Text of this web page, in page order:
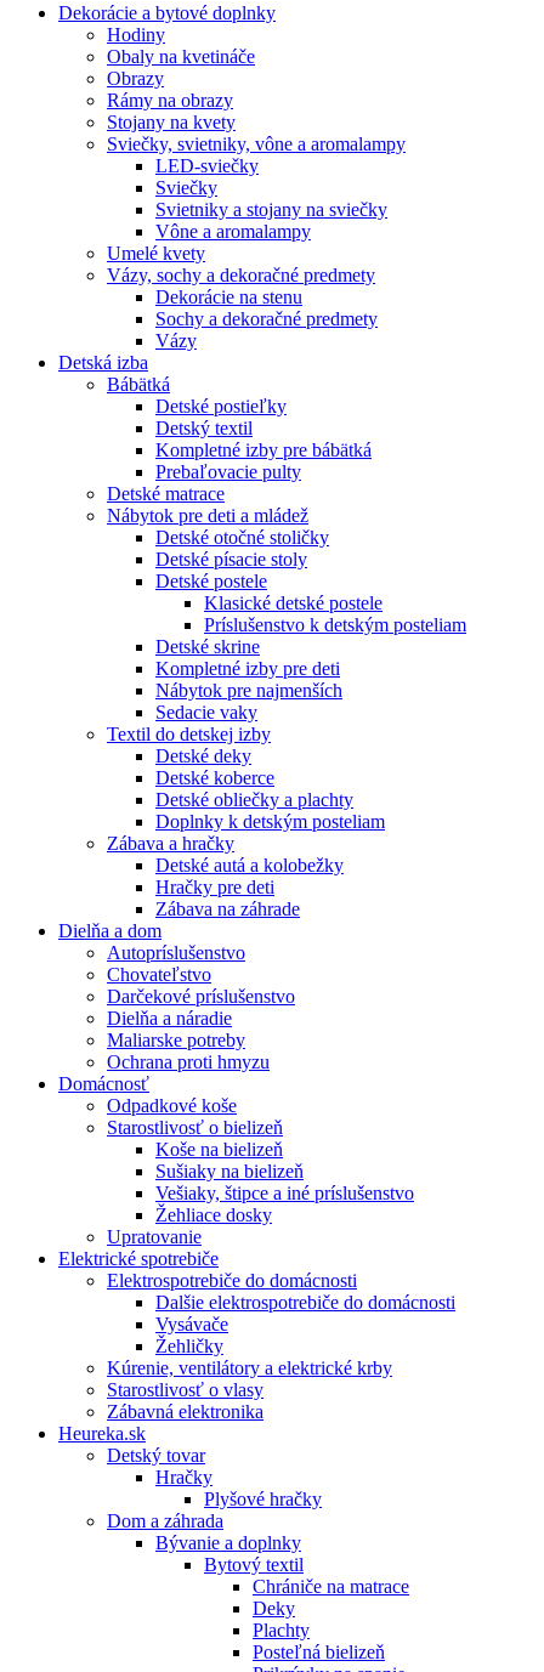
Dekorácie a bytové doplnky
Hodiny
Obaly na kvetináče
Obrazy
Rámy na obrazy
Stojany na kvety
Sviečky, svietniky, vône a aromalampy
LED-sviečky
Sviečky
Svietniky a stojany na sviečky
Vône a aromalampy
Umelé kvety
Vázy, sochy a dekoračné predmety
Dekorácie na stenu
Sochy a dekoračné predmety
Vázy
Detská izba
Bábätká
Detské postieľky
Detský textil
Kompletné izby pre bábätká
Prebaľovacie pulty
Detské matrace
Nábytok pre deti a mládež
Detské otočné stoličky
Detské písacie stoly
Detské postele
Klasické detské postele
Príslušenstvo k detským posteliam
Detské skrine
Kompletné izby pre deti
Nábytok pre najmenších
Sedacie vaky
Textil do detskej izby
Detské deky
Detské koberce
Detské obliečky a plachty
Doplnky k detským posteliam
Zábava a hračky
Detské autá a kolobežky
Hračky pre deti
Zábava na záhrade
Dielňa a dom
Autopríslušenstvo
Chovateľstvo
Darčekové príslušenstvo
Dielňa a náradie
Maliarske potreby
Ochrana proti hmyzu
Domácnosť
Odpadkové koše
Starostlivosť o bielizeň
Koše na bielizeň
Sušiaky na bielizeň
Vešiaky, štipce a iné príslušenstvo
Žehliace dosky
Upratovanie
Elektrické spotrebiče
Elektrospotrebiče do domácnosti
Dalšie elektrospotrebiče do domácnosti
Vysávače
Žehličky
Kúrenie, ventilátory a elektrické krby
Starostlivosť o vlasy
Zábavná elektronika
Heureka.sk
Detský tovar
Hračky
Plyšové hračky
Dom a záhrada
Bývanie a doplnky
Bytový textil
Chrániče na matrace
Deky
Plachty
Posteľná bielizeň